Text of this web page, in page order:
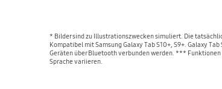
* Bilder sind zu Illustrationszwecken simuliert. Die
Kompatibel mit Samsung Galaxy Tab S10+, S9+. Galaxy
Geräten über Bluetooth verbunden werden. ***
Sprache variieren.